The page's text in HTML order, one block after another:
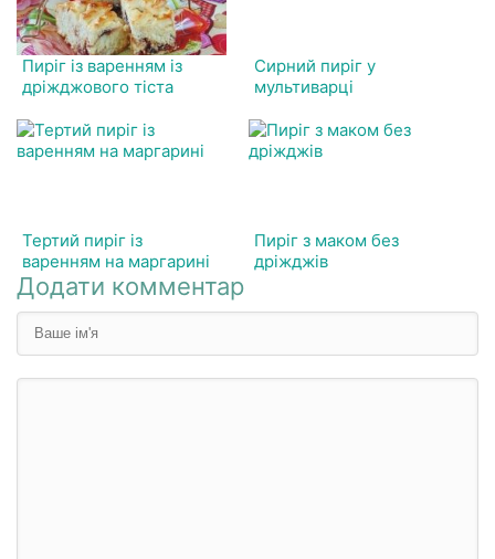
Пиріг із варенням із
дріжджового тіста
Сирний пиріг у
мультиварці
Тертий пиріг із
варенням на маргарині
Пиріг з маком без
дріжджів
Додати комментар